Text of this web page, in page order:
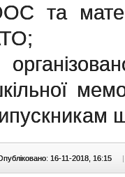
та
16-11-2018, 16:15 |